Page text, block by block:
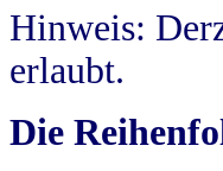
Hinweis:
erlaubt.
Die